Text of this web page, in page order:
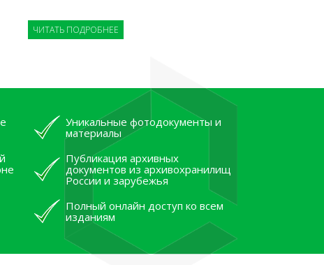
ЧИТАТЬ ПОДРОБНЕЕ
Уникальные фотодокументы и
материалы
Публикация архивных
документов из архивохранилищ
России и зарубежья
Полный онлайн доступ ко всем
изданиям